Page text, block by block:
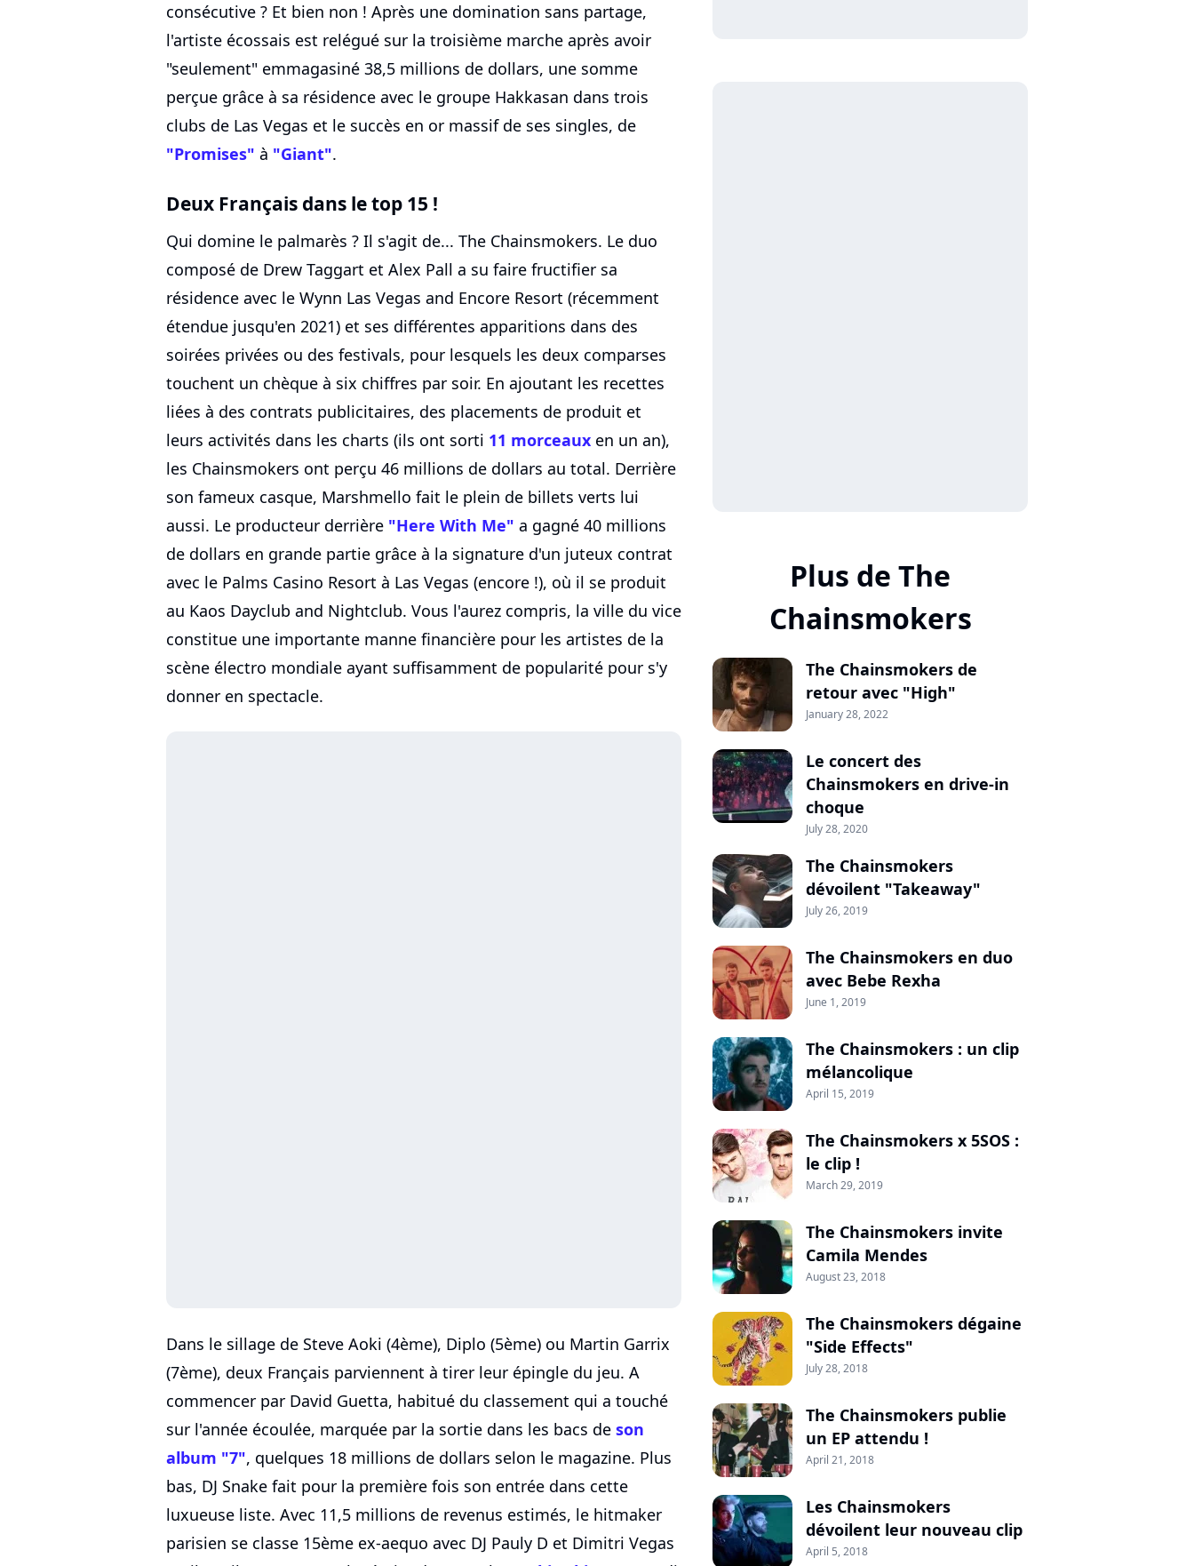
consécutive ? Et bien non ! Après une domination sans partage,
l'artiste écossais est relégué sur la troisième marche après avoir
"seulement" emmagasiné 38,5 millions de dollars, une somme
perçue grâce à sa résidence avec le groupe Hakkasan dans trois
clubs de Las Vegas et le succès en or massif de ses singles, de
"Promises" à "Giant".
Deux Français dans le top 15 !
Qui domine le palmarès ? Il s'agit de... The Chainsmokers. Le duo
composé de Drew Taggart et Alex Pall a su faire fructifier sa
résidence avec le Wynn Las Vegas and Encore Resort (récemment
étendue jusqu'en 2021) et ses différentes apparitions dans des
soirées privées ou des festivals, pour lesquels les deux comparses
touchent un chèque à six chiffres par soir. En ajoutant les recettes
liées à des contrats publicitaires, des placements de produit et
leurs activités dans les charts (ils ont sorti 11 morceaux en un an),
les Chainsmokers ont perçu 46 millions de dollars au total. Derrière
son fameux casque, Marshmello fait le plein de billets verts lui
aussi. Le producteur derrière "Here With Me" a gagné 40 millions
de dollars en grande partie grâce à la signature d'un juteux contrat
avec le Palms Casino Resort à Las Vegas (encore !), où il se produit
au Kaos Dayclub and Nightclub. Vous l'aurez compris, la ville du vice
constitue une importante manne financière pour les artistes de la
scène électro mondiale ayant suffisamment de popularité pour s'y
donner en spectacle.
Dans le sillage de Steve Aoki (4ème), Diplo (5ème) ou Martin Garrix
(7ème), deux Français parviennent à tirer leur épingle du jeu. A
commencer par David Guetta, habitué du classement qui a touché
sur l'année écoulée, marquée par la sortie dans les bacs de son
album "7", quelques 18 millions de dollars selon le magazine. Plus
bas, DJ Snake fait pour la première fois son entrée dans cette
luxueuse liste. Avec 11,5 millions de revenus estimés, le hitmaker
parisien se classe 15ème ex-aequo avec DJ Pauly D et Dimitri Vegas
Plus de The
Chainsmokers
The Chainsmokers de
retour avec "High"
January 28, 2022
Le concert des
Chainsmokers en drive-in
choque
July 28, 2020
The Chainsmokers
dévoilent "Takeaway"
July 26, 2019
The Chainsmokers en duo
avec Bebe Rexha
June 1, 2019
The Chainsmokers : un clip
mélancolique
April 15, 2019
The Chainsmokers x 5SOS :
le clip !
March 29, 2019
The Chainsmokers invite
Camila Mendes
August 23, 2018
The Chainsmokers dégaine
"Side Effects"
July 28, 2018
The Chainsmokers publie
un EP attendu !
April 21, 2018
Les Chainsmokers
dévoilent leur nouveau clip
April 5, 2018